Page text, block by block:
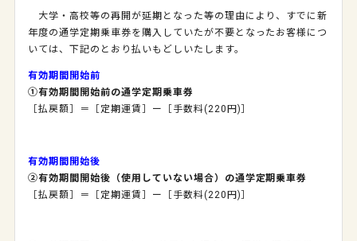
大学・高校等の再開が延期となった等の理由により、すでに新
年度の通学定期乗車券を購入していたが不要となったお客様につ
いては、下記のとおり払いもどしいたします。
有効期間開始前
①有効期間開始前の通学定期乗車券
［払戻額］＝［定期運賃］ー［手数料(220円)］
有効期間開始後
②有効期間開始後（使用していない場合）の通学定期乗車券
［払戻額］＝［定期運賃］ー［手数料(220円)］